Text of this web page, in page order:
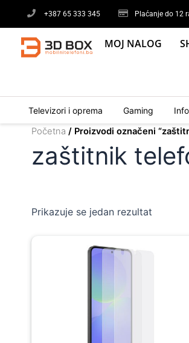
content
+387 65 333 345 Plaćanje do 12
MOJ NALOG
Televizori i oprema Gaming
Početna / Proizvodi označeni
zaštitnik
Prikazuje se jedan rezultat